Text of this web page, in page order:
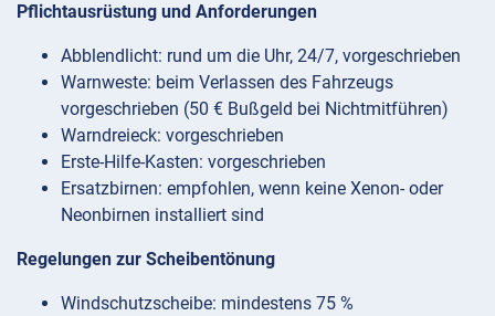
Pflichtausrüstung und Anforderungen
Abblendlicht: rund um die Uhr, 24/7, vorgeschrieben
Warnweste: beim Verlassen des Fahrzeugs
vorgeschrieben (50 € Bußgeld bei Nichtmitführen)
Warndreieck: vorgeschrieben
Erste-Hilfe-Kasten: vorgeschrieben
Ersatzbirnen: empfohlen, wenn keine Xenon- oder
Neonbirnen installiert sind
Regelungen zur Scheibentönung
Windschutzscheibe: mindestens 75 %